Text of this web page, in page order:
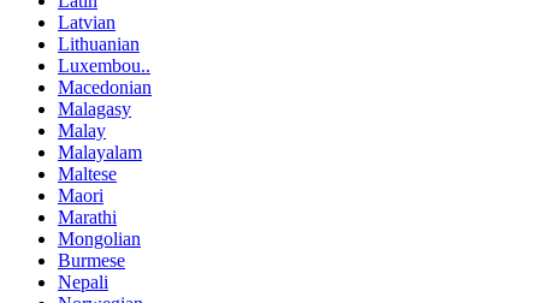
Latvian
Lithuanian
Luxembou..
Macedonian
Malagasy
Malay
Malayalam
Maltese
Maori
Marathi
Mongolian
Burmese
Nepali